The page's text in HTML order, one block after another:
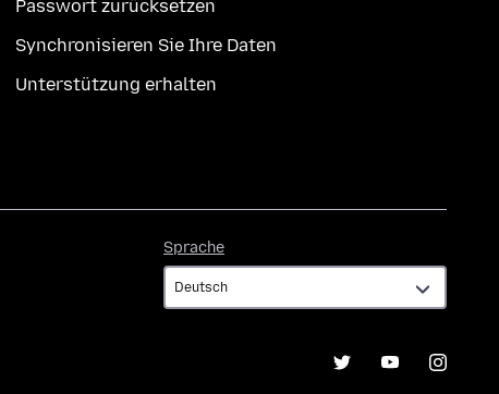
Passwort zurücksetzen
Synchronisieren Sie Ihre Daten
Unterstützung erhalten
Sprache